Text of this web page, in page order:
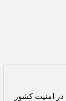
در امنیت کشور